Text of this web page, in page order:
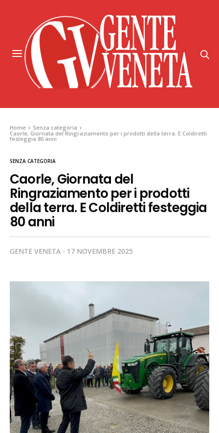
Home
Senza categoria
Caorle, Giornata del Ringraziamento per i prodotti della terra. E Coldiretti
festeggia 80 anni
SENZA CATEGORIA
Caorle, Giornata del
Ringraziamento per i prodotti
della terra. E Coldiretti festeggia
80 anni
GENTE VENETA 17 NOVEMBRE 2025